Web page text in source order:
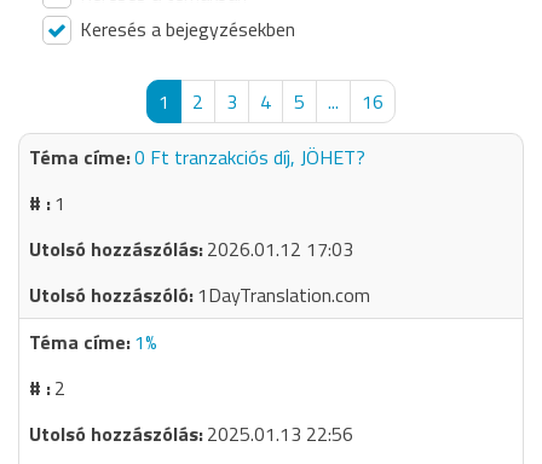
Keresés a bejegyzésekben
1 2 3 4 5 ...
16
0 Ft tranzakciós díj, JÖHET?
1
2026.01.12 17:03
1DayTranslation.com
1%
2
2025.01.13 22:56